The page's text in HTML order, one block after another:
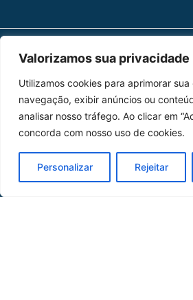
Valorizamos sua privacidade
Utilizamos cookies para aprimorar
navegação, exibir anúncios ou
analisar nosso tráfego. Ao clicar em
concorda com nosso uso de cookies.
Personalizar Rejeitar